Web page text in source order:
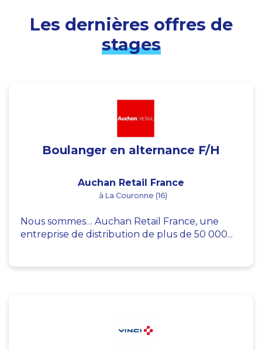
Les dernières offres de
stages
Boulanger en alternance F/H
Auchan Retail France
à La Couronne (16)
Nous sommes… Auchan Retail France, une
entreprise de distribution de plus de 50 000...